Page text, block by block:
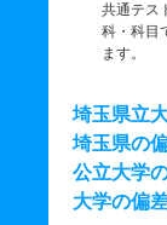
共通テス
科・科目
ます。
埼玉県立
埼玉県の
公立大学
大学の偏